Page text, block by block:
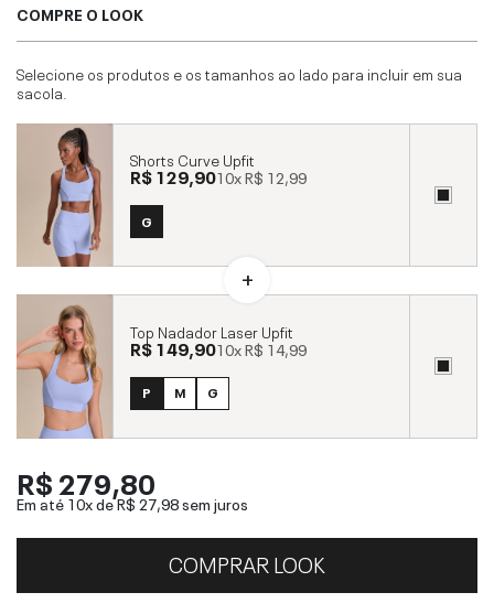
COMPRE O LOOK
Selecione os produtos e os tamanhos ao lado para incluir em sua
sacola.
Shorts Curve Upfit
R$ 129,9010xR$ 12,99
G
Top Nadador Laser Upfit
R$ 149,9010xR$ 14,99
P M G
R$ 279,80
Em até 10x deR$ 27,98sem juros
COMPRAR LOOK